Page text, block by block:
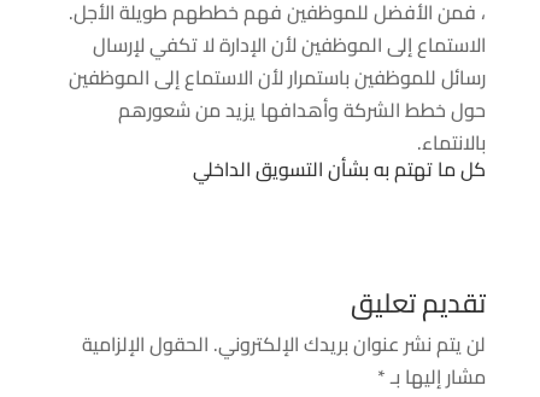
، فمن الأفضل للموظفين فهم خططهم طويلة الأجل.
الاستماع إلى الموظفين لأن الإدارة لا تكفي لإرسال
رسائل للموظفين باستمرار لأن الاستماع إلى الموظفين
حول خطط الشركة وأهدافها يزيد من شعورهم
بالانتماء.
كل ما تهتم به بشأن التسويق الداخلي
تقديم تعليق
لن يتم نشر عنوان بريدك الإلكتروني. الحقول الإلزامية
مشار إليها بـ*